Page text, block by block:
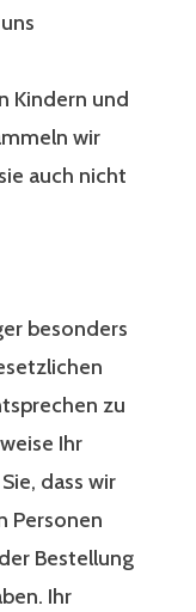
Kindern und
wir
auch nicht
besonders
zu
Ihr
dass wir
Personen
Bestellung
Ihr